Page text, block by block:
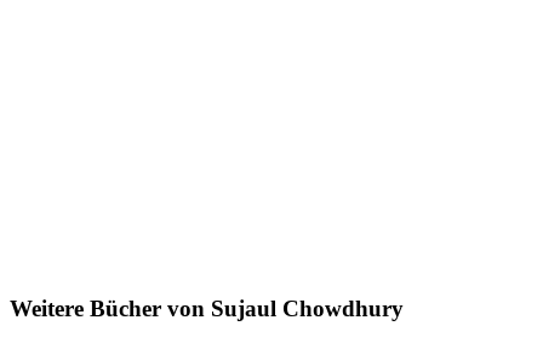
Weitere Bücher von Sujaul Chowdhury